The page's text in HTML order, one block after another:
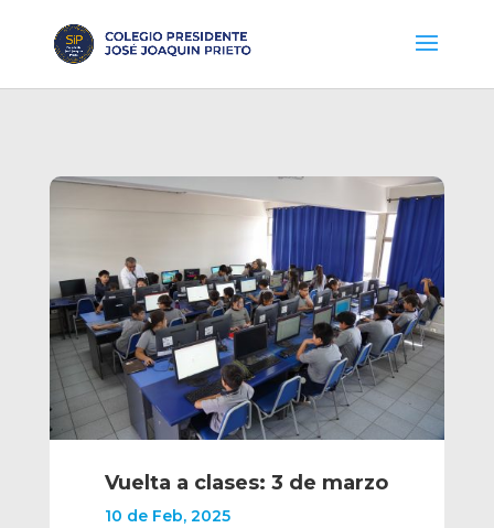
Vuelta a clases: 3 de marzo
10 de Feb, 2025